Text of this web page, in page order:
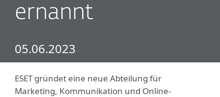
ernannt
05.06.2023
ESET gründet eine neue Abteilung für
Marketing, Kommunikation und Online-